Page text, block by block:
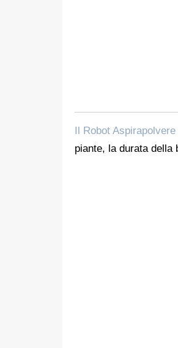
Il Robot
piante, la durata della